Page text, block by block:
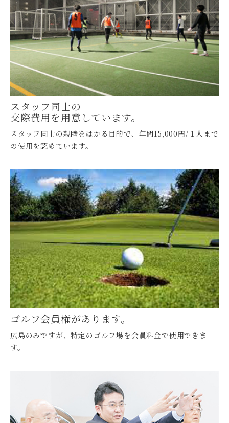
スタッフ同士の
交際費用を用意しています。
スタッフ同士の親睦をはかる目的で、年間15,000円/１人まで
の使用を認めています。
ゴルフ会員権があります。
広島のみですが、特定のゴルフ場を会員料金で使用できま
す。